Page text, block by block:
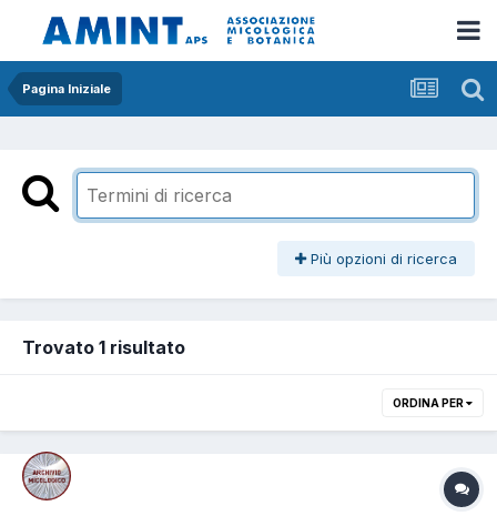
Pagina Iniziale
Più opzioni di ricerca
Trovato 1 risultato
ORDINA PER